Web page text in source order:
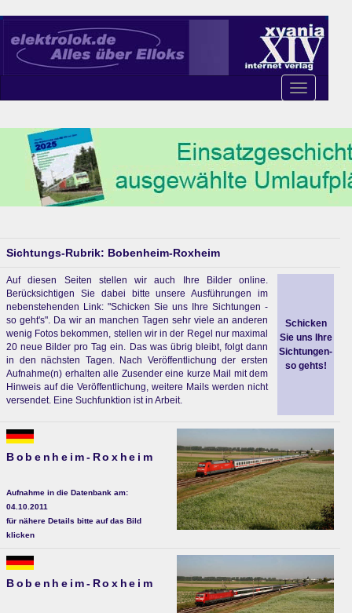
Toggle
navigation
Sichtungs-Rubrik: Bobenheim-Roxheim
Auf diesen Seiten stellen wir auch Ihre Bilder online.
Berücksichtigen Sie dabei bitte unsere Ausführungen im
nebenstehenden Link: "Schicken Sie uns Ihre Sichtungen -
so geht's". Da wir an manchen Tagen sehr viele an anderen
wenig Fotos bekommen, stellen wir in der Regel nur maximal
20 neue Bilder pro Tag ein. Das was übrig bleibt, folgt dann
in den nächsten Tagen. Nach Veröffentlichung der ersten
Aufnahme(n) erhalten alle Zusender eine kurze Mail mit dem
Hinweis auf die Veröffentlichung, weitere Mails werden nicht
versendet. Eine Suchfunktion ist in Arbeit.
Schicken
Sie uns Ihre
Sichtungen-
so gehts!
Bobenheim-Roxheim
Aufnahme in die Datenbank am:
04.10.2011
für nähere Details bitte auf das Bild
klicken
Bobenheim-Roxheim